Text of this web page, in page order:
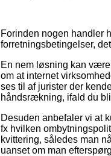
Forinden nogen handler
forretningsbetingelser,
En nem løsning kan
om at internet
ses til af jurister der
håndsrækning, ifald du
Desuden anbefaler vi at
fx hvilken
kvittering, således man
uanset om man